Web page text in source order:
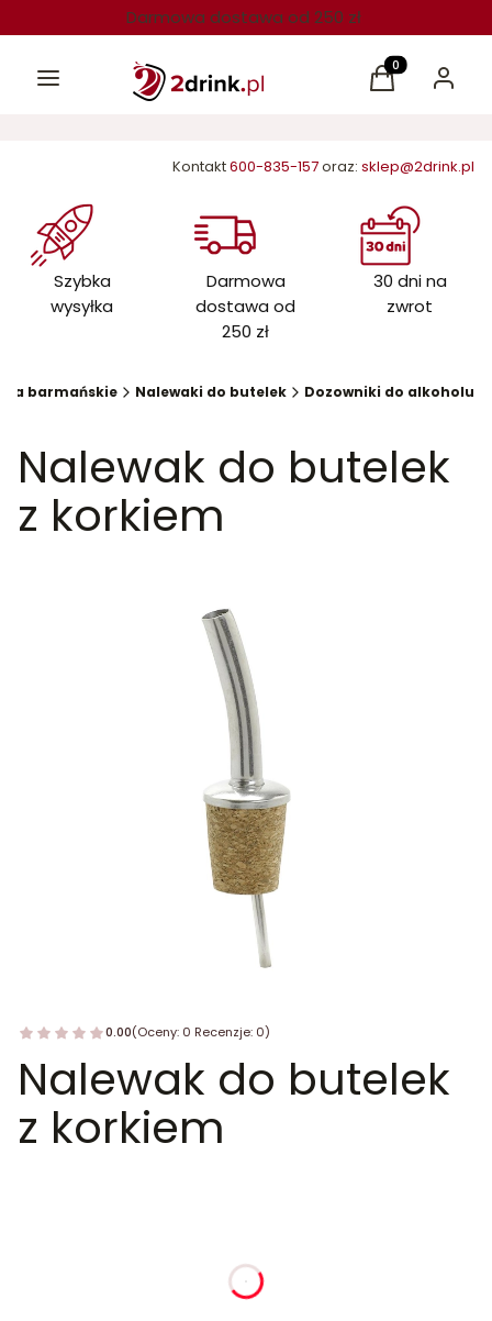
Darmowa dostawa od 250 zł
Menu Produkty w
Koszyk Zaloguj
Kontakt600-835-157oraz: sklep@2drink.pl
Szybka
wysyłka
Darmowa
dostawa od
250 zł
30 dni na
zwrot
barmańskie Nalewaki do butelek Dozowniki do alkoholu
Nalewak do butelek
z korkiem
0.00(Oceny: 0 Recenzje: 0)
Nalewak do butelek
z korkiem